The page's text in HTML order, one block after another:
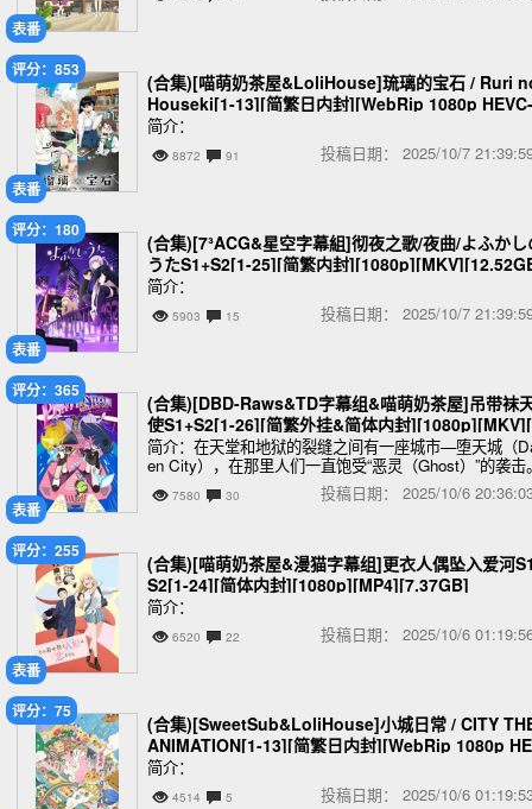
表番
表番
评分：853
(合集)[喵萌奶茶屋&LoliHouse]琉璃的宝石 / Ruri
Houseki[1-13][简繁日内封][WebRip 1080p
0bit AAC][MKV][8.95GB]
简介：
8872 91 投稿日期： 2025/10/7
表番
评分：180
(合集)[7³ACG&星空字幕組]彻夜之歌/夜曲/よふかし
うたS1+S2[1-25][简繁内封
简介：
5903 15 投稿日期： 2025/10/7
表番
评分：365
(合集)[DBD-Raws&TD字幕组&喵萌奶茶屋]吊带袜
使S1+S2[1-26][简繁外挂&简体内封
3.03GB]
简介：在天堂和地狱的裂缝之间有一座城市—堕天城（
en City），在那里人们一直饱受“恶灵（Ghost）”的袭击
腐蚀人心的黑暗，至今仍在悄悄地侵蚀这个城市，有人正
试图以超自然力，消灭这些由欲
7580 30 投稿日期： 2025/10/6
表番
评分：255
(合集)[喵萌奶茶屋&漫猫字幕组]更衣人偶坠入爱河
S2[1-24][简体内封][1080p][MP4][7.37GB]
简介：
6520 22 投稿日期： 2025/10/6
评分：75
(合集)[SweetSub&LoliHouse]小城日常 / CITY
ANIMATION[1-13][简繁日内封][WebRip 1080p
C-10bit AAC][MKV[][10.61GB]
简介：
4514 5 投稿日期： 2025/10/6